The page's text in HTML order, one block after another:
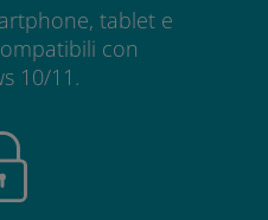
tablet e
con
10/11.